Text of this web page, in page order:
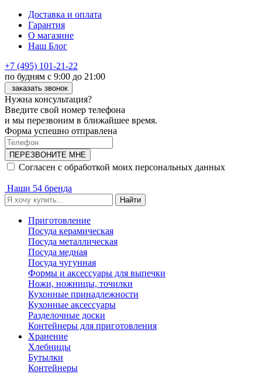
Доставка и оплата
Гарантия
О магазине
Наш Блог
+7 (495) 101-21-22
по будням с 9:00 до 21:00
заказать звонок
Нужна консультация?
Введите свой номер телефона
и мы перезвоним в ближайшее время.
Форма успешно отправлена
ПЕРЕЗВОНИТЕ МНЕ
Согласен с обработкой моих персональных данных
Наши 54 бренда
Найти
Приготовление
Посуда керамическая
Посуда металлическая
Посуда медная
Посуда чугунная
Формы и аксессуары для выпечки
Ножи, ножницы, точилки
Кухонные принадлежности
Кухонные аксессуары
Разделочные доски
Контейнеры для приготовления
Хранение
Хлебницы
Бутылки
Контейнеры